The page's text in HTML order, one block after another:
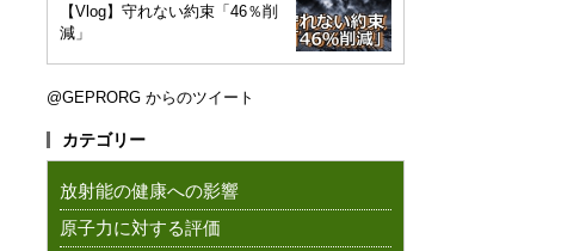
【Vlog】守れない約束「46％削
減」
@GEPRORG からのツイート
カテゴリー
放射能の健康への影響
原子力に対する評価